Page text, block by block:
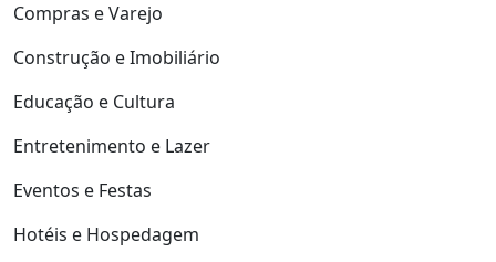
Compras e Varejo
Construção e Imobiliário
Educação e Cultura
Entretenimento e Lazer
Eventos e Festas
Hotéis e Hospedagem